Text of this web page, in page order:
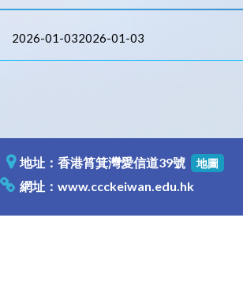
2026-01-032026-01-03
地址：香港筲箕灣愛信道39號 地圖
網址： www.ccckeiwan.edu.hk